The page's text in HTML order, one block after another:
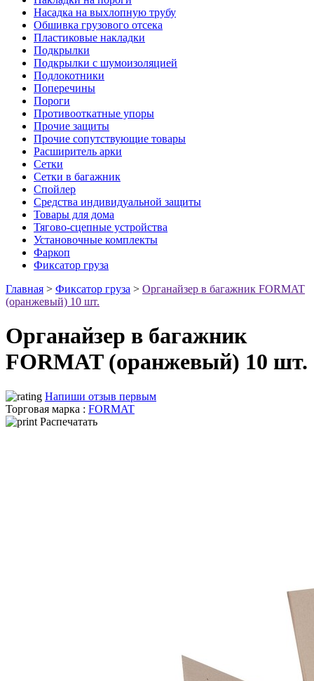
Насадка на выхлопную трубу
Обшивка грузового отсека
Пластиковые накладки
Подкрылки
Подкрылки с шумоизоляцией
Подлокотники
Поперечины
Пороги
Противооткатные упоры
Прочие защиты
Прочие сопутствующие товары
Расширитель арки
Сетки
Сетки в багажник
Спойлер
Средства индивидуальной защиты
Товары для дома
Тягово-сцепные устройства
Установочные комплекты
Фаркоп
Фиксатор груза
Главная > Фиксатор груза > Органайзер в багажник FORMAT
(оранжевый) 10 шт.
Органайзер в багажник
FORMAT (оранжевый) 10 шт.
Напиши отзыв первым
Торговая марка : FORMAT
Распечатать